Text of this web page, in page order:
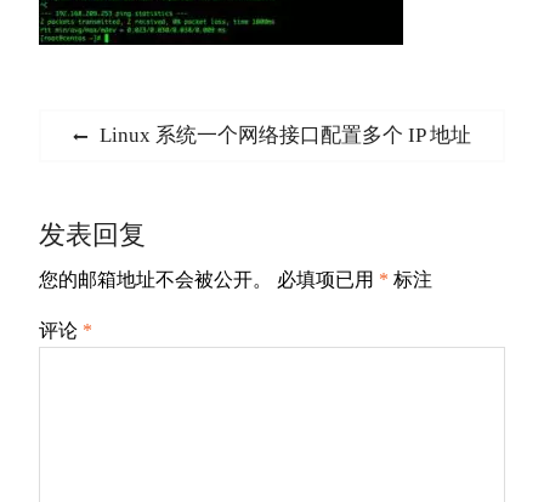
航
Previous
Linux 系统一个网络接口配置多个 IP 地址
发表回复
您的邮箱地址不会被公开。 必填项已用 * 标注
评论 *